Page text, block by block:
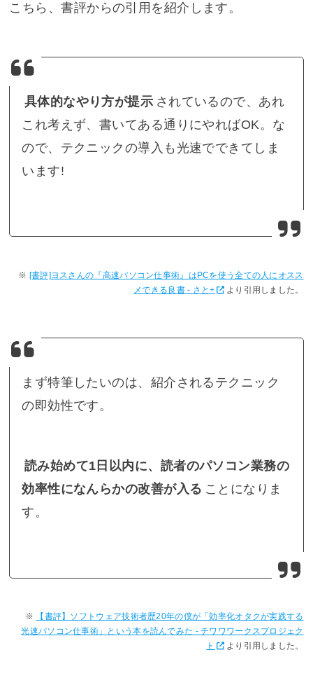
こちら、書評からの引用を紹介します。
具体的なやり方が提示 されているので、あれ
これ考えず、書いてある通りにやればOK。な
ので、テクニックの導入も光速でできてしま
います!
[書評]ヨスさんの『高速パソコン仕事術』はPCを使う全ての人にオスス
メできる良書 - さと+
より引用しました。
まず特筆したいのは、紹介されるテクニック
の即効性です。
読み始めて1日以内に、読者のパソコン業務の
効率性になんらかの改善が入る ことになりま
す。
【書評】ソフトウェア技術者歴20年の僕が「効率化オタクが実践する
光速パソコン仕事術」という本を読んでみた - チワワワークスプロジェク
ト
より引用しました。